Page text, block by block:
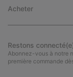
Acheter
Restons
Abonnez-vous à notre
première commande